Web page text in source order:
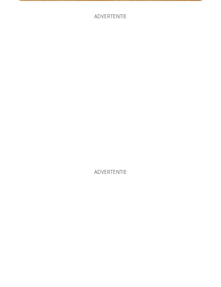
ADVERTENTIE
ADVERTENTIE